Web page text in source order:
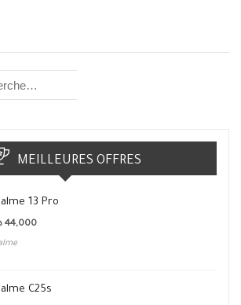
MEILLEURES OFFRES
13 Pro
44,000
C25s